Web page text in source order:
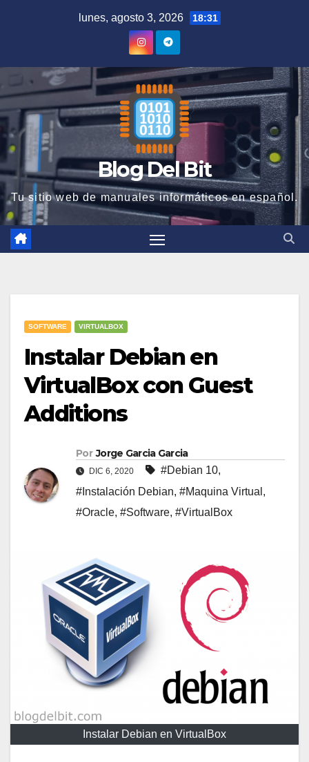
lunes, agosto 3, 2026 18:31
Blog Del Bit
Tu sitio web de manuales informáticos en español.
SOFTWARE VIRTUALBOX
Instalar Debian en
VirtualBox con Guest
Additions
Por Jorge Garcia Garcia
DIC 6, 2020 #Debian 10,
#Instalación Debian, #Maquina Virtual ,
#Oracle, #Software, #VirtualBox
Instalar Debian en VirtualBox